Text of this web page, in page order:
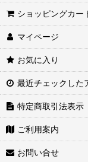
ショッピングカー
マイページ
お気に入り
最近チェックした
特定商取引法表示
ご利用案内
お問い合せ